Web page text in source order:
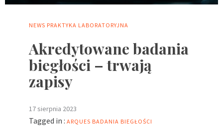
NEWS PRAKTYKA LABORATORYJNA
Akredytowane badania
biegłości – trwają
zapisy
17 sierpnia 2023
Tagged in : ARQUES BADANIA BIEGŁOŚCI